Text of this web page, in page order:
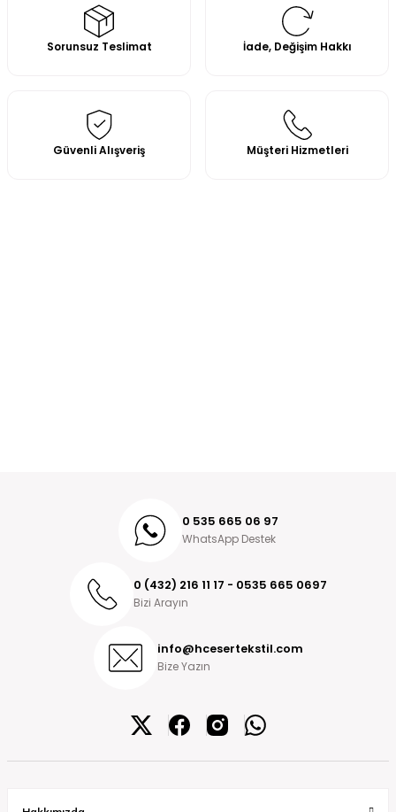
Sorunsuz Teslimat İade, Değişim Hakkı
Güvenli Alışveriş Müşteri Hizmetleri
0 535 665 06 97
WhatsApp Destek
0 (432) 216 11 17 - 0535 665 0697
Bizi Arayın
info@hcesertekstil.com
Bize Yazın